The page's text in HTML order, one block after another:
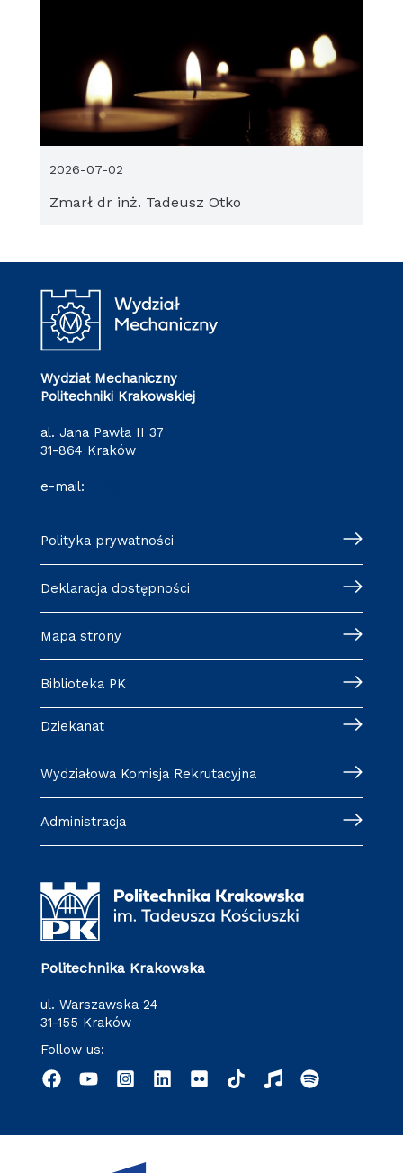
Zmarł dr inż. Tadeusz Otko
2026-07-02
Wydział Mechaniczny
Politechniki Krakowskiej
al. Jana Pawła II 37
31-864 Kraków
e-mail:
Polityka prywatności
Deklaracja dostępności
Mapa strony
Biblioteka PK
Dziekanat
Wydziałowa Komisja Rekrutacyjna
Administracja
Politechnika Krakowska
ul. Warszawska 24
31-155 Kraków
Follow us: